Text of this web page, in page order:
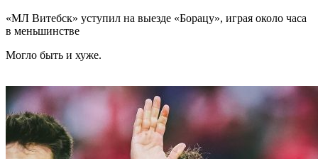
«МЛ Витебск» уступил на выезде «Борацу», играя около часа
в меньшинстве
Могло быть и хуже.